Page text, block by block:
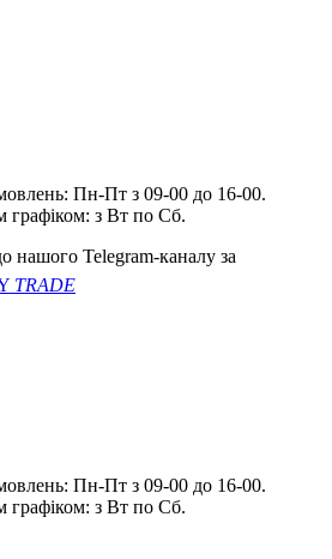
Пн-Пт з 09-00 до 16-00.
графіком: з Вт по Сб.
нашого Telegram-каналу за
TRADE
Пн-Пт з 09-00 до 16-00.
графіком: з Вт по Сб.